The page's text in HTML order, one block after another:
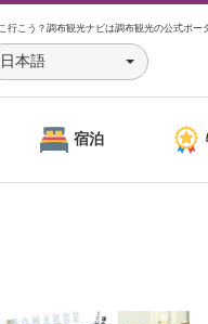
こう？調布観光ナビは調布観光の公式ポー
日本語
宿泊